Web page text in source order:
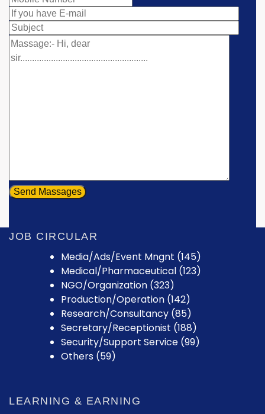
JOB CIRCULAR
Media/Ads/Event Mngnt (145)
Medical/Pharmaceutical (123)
NGO/Organization (323)
Production/Operation (142)
Research/Consultancy (85)
Secretary/Receptionist (188)
Security/Support Service (99)
Others (59)
LEARNING & EARNING